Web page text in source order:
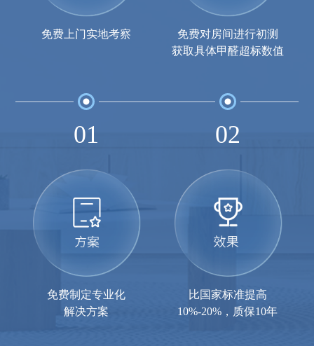
免费上门实地考察
01
免费对房间进行初测
获取具体甲醛超标数值
02
免费制定专业化
解决方案
比国家标准提高
10%-20%，质保10年